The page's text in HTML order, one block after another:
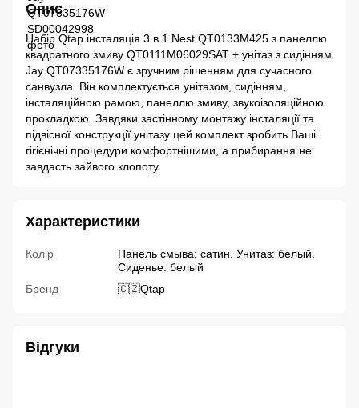
Опис
Набір Qtap інсталяція 3 в 1 Nest QT0133M425 з панеллю
квадратного змиву QT0111M06029SAT + унітаз з сидінням
Jay QT07335176W є зручним рішенням для сучасного
санвузла. Він комплектується унітазом, сидінням,
інсталяційною рамою, панеллю змиву, звукоізоляційною
прокладкою. Завдяки застінному монтажу інсталяції та
підвісної конструкції унітазу цей комплект зробить Ваші
гігієнічні процедури комфортнішими, а прибирання не
завдасть зайвого клопоту.
Характеристики
Колір
Панель смыва: сатин. Унитаз: белый.
Сиденье: белый
Бренд
🇨🇿Qtap
Відгуки